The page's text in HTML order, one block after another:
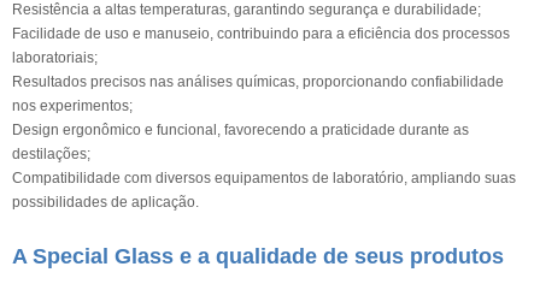
Resistência a altas temperaturas, garantindo segurança e durabilidade;
Facilidade de uso e manuseio, contribuindo para a eficiência dos processos
laboratoriais;
Resultados precisos nas análises químicas, proporcionando confiabilidade
nos experimentos;
Design ergonômico e funcional, favorecendo a praticidade durante as
destilações;
Compatibilidade com diversos equipamentos de laboratório, ampliando suas
possibilidades de aplicação.
A Special Glass e a qualidade de seus produtos